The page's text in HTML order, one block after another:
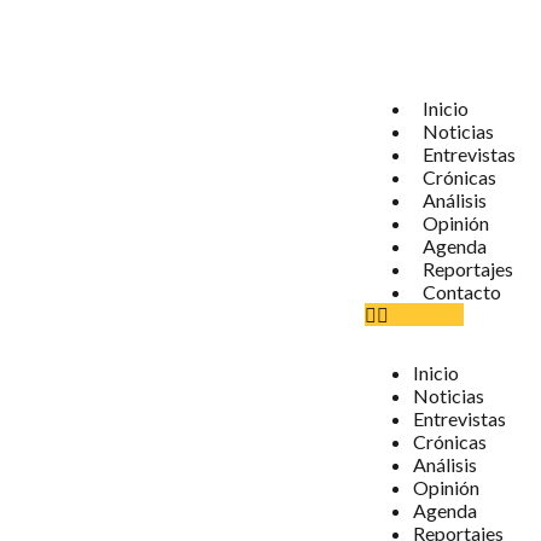
Inicio
Noticias
Entrevistas
Crónicas
Análisis
Opinión
Agenda
Reportajes
Contacto
Inicio
Noticias
Entrevistas
Crónicas
Análisis
Opinión
Agenda
Reportajes